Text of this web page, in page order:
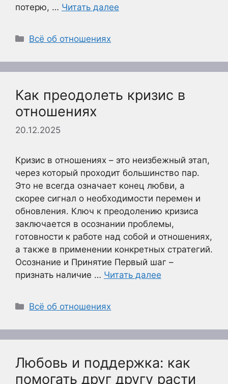
потерю, … Читать далее
Рубрики
Всё об отношениях
Как преодолеть кризис в
отношениях
20.12.2025
Кризис в отношениях – это неизбежный этап,
через который проходит большинство пар.
Это не всегда означает конец любви, а
скорее сигнал о необходимости перемен и
обновления. Ключ к преодолению кризиса
заключается в осознании проблемы,
готовности к работе над собой и отношениях,
а также в применении конкретных стратегий.
Осознание и Принятие Первый шаг –
признать наличие … Читать далее
Рубрики
Всё об отношениях
Любовь и поддержка: как
помогать друг другу расти